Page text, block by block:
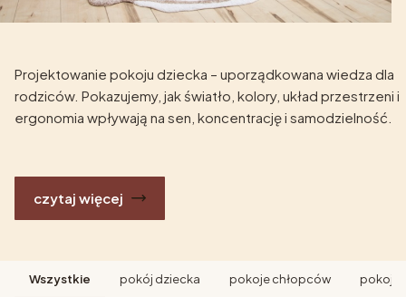
Projektowanie pokoju dziecka – uporządkowana wiedza dla
rodziców. Pokazujemy, jak światło, kolory, układ przestrzeni i
ergonomia wpływają na sen, koncentrację i samodzielność.
czytaj więcej
Wszystkie pokój dziecka pokoje chłopców pokoje